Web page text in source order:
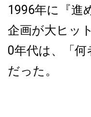
1996年に『進
企画が大ヒッ
0年代は、「
だった。